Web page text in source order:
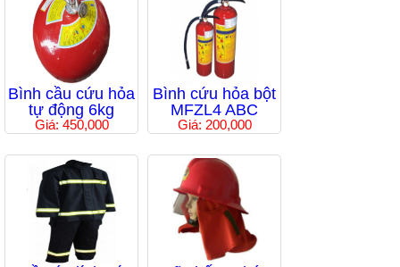
Bình cầu cứu hỏa
tự động 6kg
Giá: 450,000
Bình cứu hỏa bột
MFZL4 ABC
Giá: 200,000